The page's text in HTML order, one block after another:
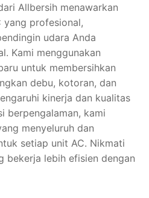
Allbersih menawarkan
yang profesional,
udara Anda
Kami menggunakan
untuk membersihkan
debu, kotoran, dan
kinerja dan kualitas
berpengalaman, kami
menyeluruh dan
setiap unit AC. Nikmati
bekerja lebih efisien dengan